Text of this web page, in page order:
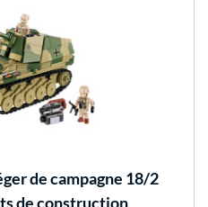
de campagne 18/2
de construction